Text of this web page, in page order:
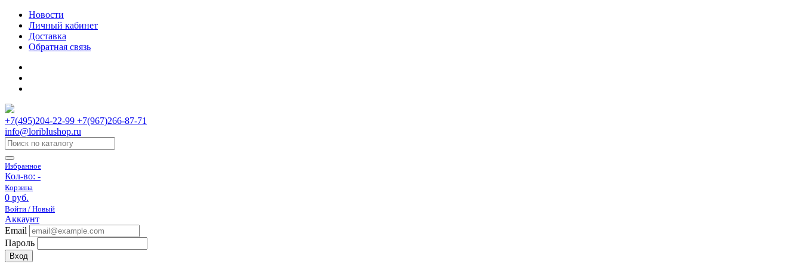
Новости
Личный кабинет
Доставка
Обратная связь
+7(495)204-22-99 +7(967)266-87-71
info@loriblushop.ru
Избранное
Кол-во: -
Корзина
0 руб.
Войти / Новый
Аккаунт
Email
Пароль
Вход